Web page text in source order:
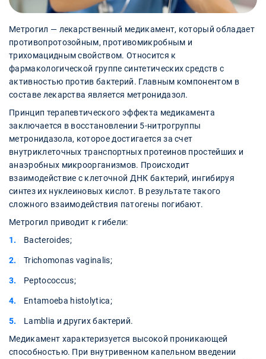
Метрогил — лекарственный медикамент, который обладает
противопротозойным, противомикробным и
трихомацидным свойством. Относится к
фармакологической группе синтетических средств с
активностью против бактерий. Главным компонентом в
составе лекарства является метронидазол.
Принцип терапевтического эффекта медикамента
заключается в восстановлении 5-нитрогруппы
метронидазола, которое достигается за счет
внутриклеточных транспортных протеинов простейших и
анаэробных микроорганизмов. Происходит
взаимодействие с клеточной ДНК бактерий, ингибируя
синтез их нуклеиновых кислот. В результате такого
сложного взаимодействия патогены погибают.
Метрогил приводит к гибели:
Bacteroides;
Trichomonas vaginalis;
Peptococcus;
Entamoeba histolytica;
Lamblia и других бактерий.
Медикамент характеризуется высокой проникающей
способностью. При внутривенном капельном введении